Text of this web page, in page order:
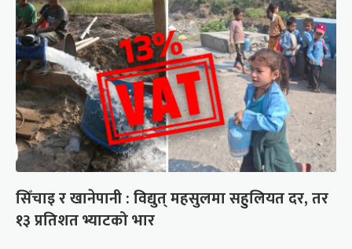
सिँचाइ र खानेपानी : विद्युत् महसुलमा सहुलियत दर, तर
१३ प्रतिशत भ्याटको भार